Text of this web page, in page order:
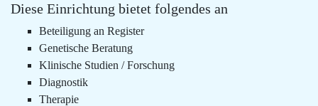
Diese Einrichtung bietet folgendes an
Beteiligung an Register
Genetische Beratung
Klinische Studien / Forschung
Diagnostik
Therapie